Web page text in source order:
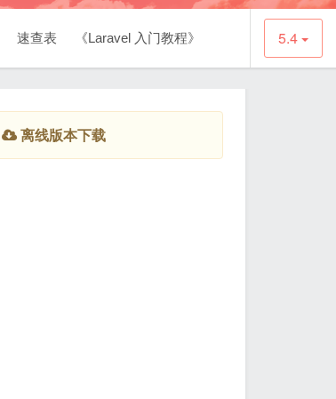
速查表 《Laravel 入门教程》 5.4
离线版本下载